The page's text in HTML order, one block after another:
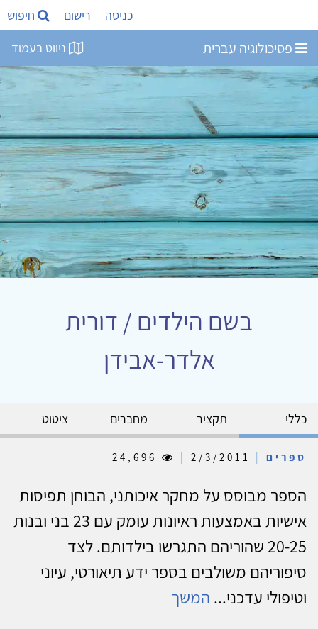
כניסה רישום חיפוש
פסיכולוגיה עברית ניווט בעמוד
בשם הילדים / דורית
אלדר-אבידן
כללי תקציר מחברים ציטוט
ספרים |
|
הספר מבוסס על מחקר איכותני, הבוחן תפיסות
אישיות באמצעות ראיונות עומק עם 23 בני ובנות
20-25 שהוריהם התגרשו בילדותם. לצד
סיפוריהם משולבים בספר ידע תיאורטי, עיוני
וטיפולי עדכני... המשך